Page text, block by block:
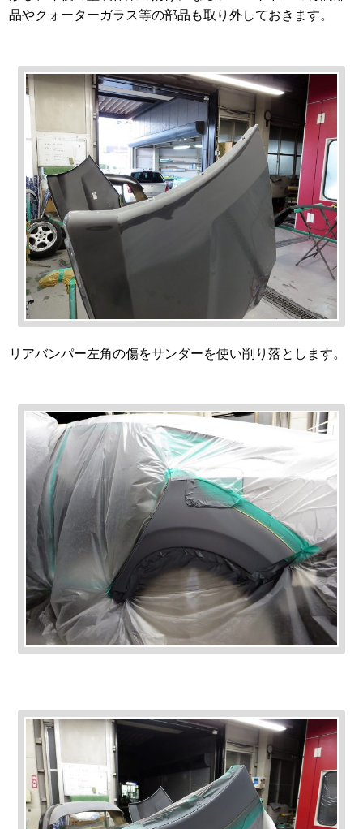
品やクォーターガラス等の部品も取り外しておきます。
リアバンパー左角の傷をサンダーを使い削り落とします。